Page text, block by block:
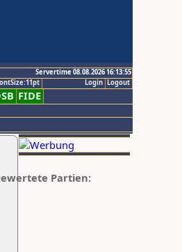
Servertime 08.08.2026 16:13:55
Logout
Login
FIDE
Partien: